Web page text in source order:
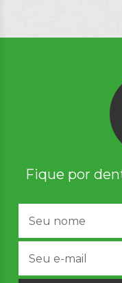
Fique por